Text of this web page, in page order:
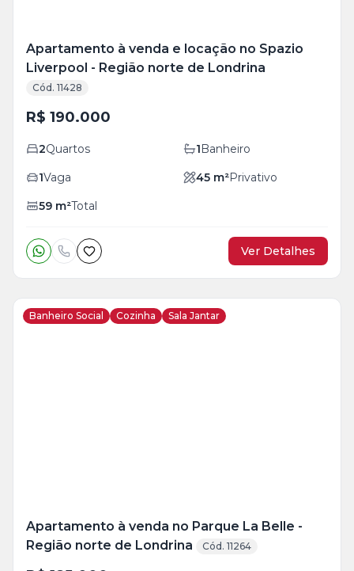
Apartamento à venda e locação no Spazio
Liverpool - Região norte de Londrina
Cód. 11428
R$ 190.000
2Quartos 1Banheiro
1Vaga 45 m²Privativo
59 m²Total
Ver Detalhes
Banheiro Social Cozinha Sala Jantar
Apartamento à venda no Parque La Belle -
Região norte de Londrina
Cód. 11264